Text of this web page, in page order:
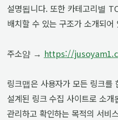
설명됩니다. 또한 카테고리별
배치할 수 있는 구조가 소개되어
주소얌 → https://
링크맵은 사용자가 모든 링크를
설계된 링크 수집 사이트로 소
관리하고 확인하는 목적의 서비